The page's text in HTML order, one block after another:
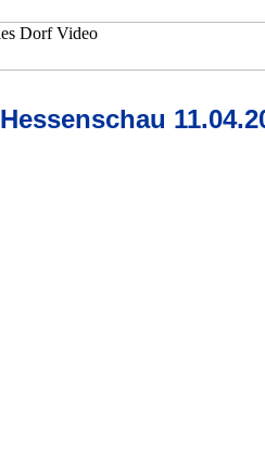
Hessenschau